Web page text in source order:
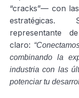
“cracks”— con
representante
claro:
combinando la
industria con las
potenciar tu